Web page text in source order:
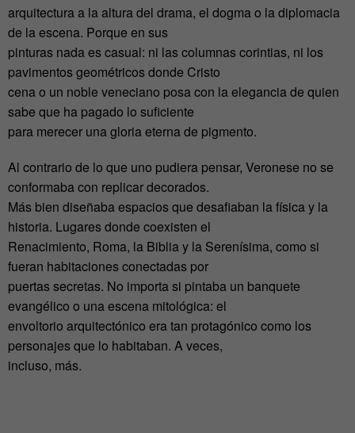
arquitectura a la altura del drama, el dogma o la diplomacia
de la escena. Porque en sus
pinturas nada es casual: ni las columnas corintias, ni los
pavimentos geométricos donde Cristo
cena o un noble veneciano posa con la elegancia de quien
sabe que ha pagado lo suficiente
para merecer una gloria eterna de pigmento.
Al contrario de lo que uno pudiera pensar, Veronese no se
conformaba con replicar decorados.
Más bien diseñaba espacios que desafiaban la física y la
historia. Lugares donde coexisten el
Renacimiento, Roma, la Biblia y la Serenísima, como si
fueran habitaciones conectadas por
puertas secretas. No importa si pintaba un banquete
evangélico o una escena mitológica: el
envoltorio arquitectónico era tan protagónico como los
personajes que lo habitaban. A veces,
incluso, más.